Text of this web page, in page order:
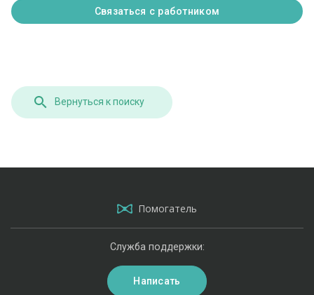
Связаться с работником
Вернуться к поиску
Помогатель
Служба поддержки:
Написать